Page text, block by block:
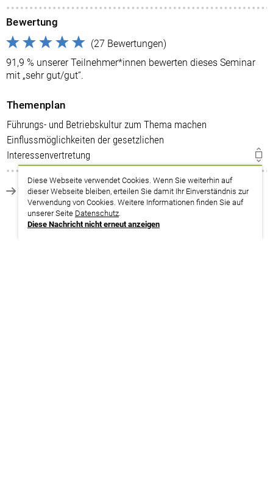
Diese Webseite verwendet Cookies. Wenn Sie weiterhin auf
dieser Webseite bleiben, erteilen Sie damit Ihr Einverständnis zur
Verwendung von Cookies. Weitere Informationen finden Sie auf
unserer Seite Datenschutz.
Diese Nachricht nicht erneut anzeigen
Bewertung
(27 Bewertungen)
91,9 % unserer Teilnehmer*innen bewerten dieses Seminar
mit „sehr gut/gut“.
Themenplan
Führungs- und Betriebskultur zum Thema machen
Einflussmöglichkeiten der gesetzlichen
Interessenvertretung
zurück zur Suche